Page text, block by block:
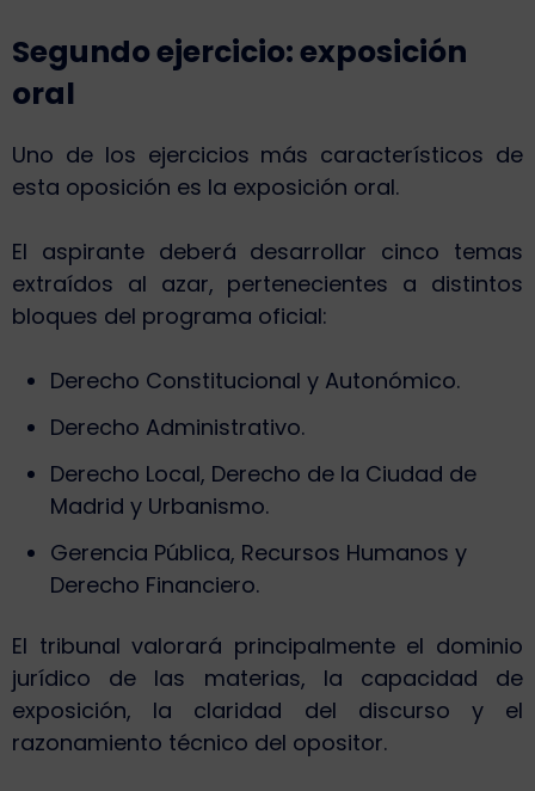
Segundo ejercicio: exposición
oral
Uno de los ejercicios más característicos de
esta oposición es la exposición oral.
El aspirante deberá desarrollar cinco temas
extraídos al azar, pertenecientes a distintos
bloques del programa oficial:
Derecho Constitucional y Autonómico.
Derecho Administrativo.
Derecho Local, Derecho de la Ciudad de
Madrid y Urbanismo.
Gerencia Pública, Recursos Humanos y
Derecho Financiero.
El tribunal valorará principalmente el dominio
jurídico de las materias, la capacidad de
exposición, la claridad del discurso y el
razonamiento técnico del opositor.